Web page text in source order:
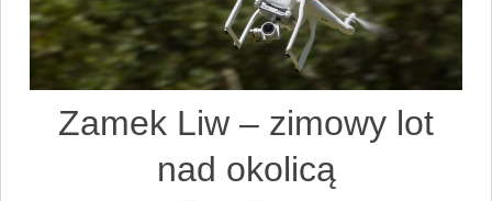
Zamek Liw – zimowy lot
nad okolicą